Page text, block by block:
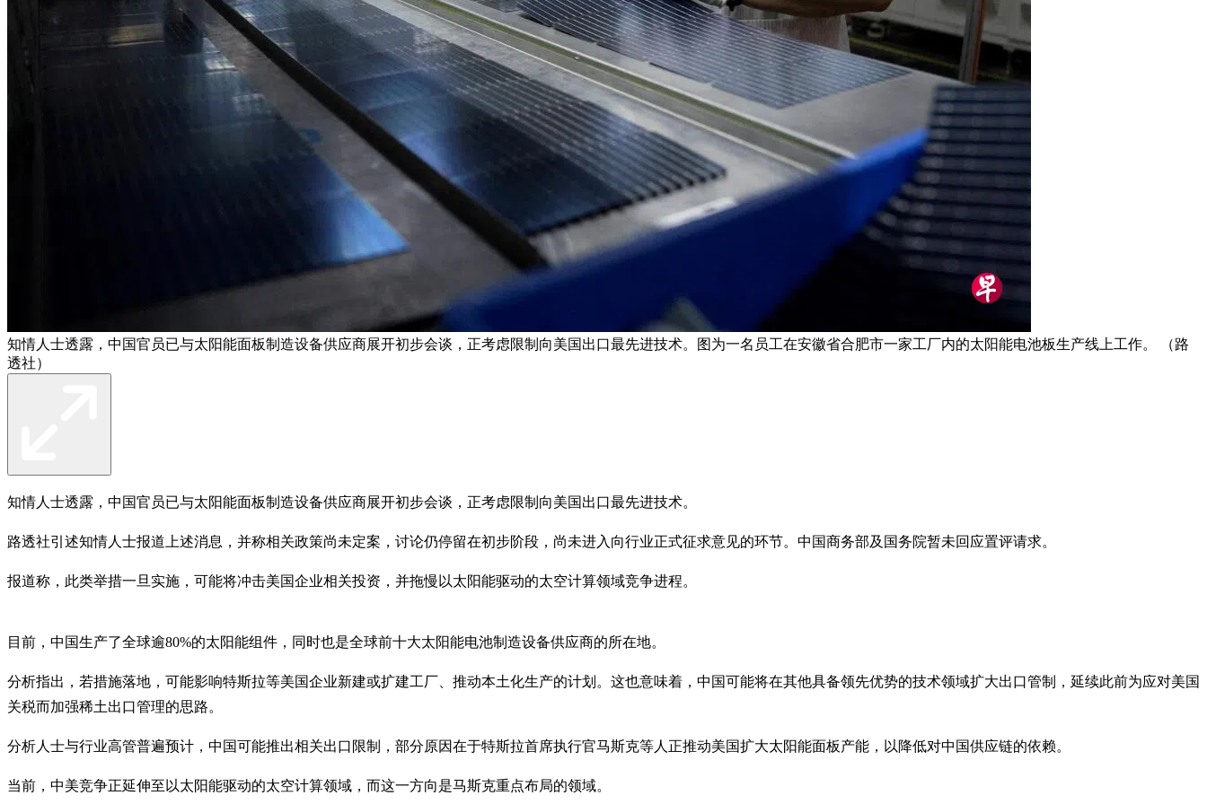
知情人士透露，中国官员已与太阳能面板制造设备供应商展开初步会谈，正考虑限制向美国出口最先进技术。图为一名员工在安徽省合肥市一家工厂内的太阳能电池板生产线上工作。 （路
透社）
知情人士透露，中国官员已与太阳能面板制造设备供应商展开初步会谈，正考虑限制向美国出口最先进技术。
路透社引述知情人士报道上述消息，并称相关政策尚未定案，讨论仍停留在初步阶段，尚未进入向行业正式征求意见的环节。中国商务部及国务院暂未回应置评请求。
报道称，此类举措一旦实施，可能将冲击美国企业相关投资，并拖慢以太阳能驱动的太空计算领域竞争进程。
目前，中国生产了全球逾80%的太阳能组件，同时也是全球前十大太阳能电池制造设备供应商的所在地。
分析指出，若措施落地，可能影响特斯拉等美国企业新建或扩建工厂、推动本土化生产的计划。这也意味着，中国可能将在其他具备领先优势的技术领域扩大出口管制，延续此前为应对美国
关税而加强稀土出口管理的思路。
分析人士与行业高管普遍预计，中国可能推出相关出口限制，部分原因在于特斯拉首席执行官马斯克等人正推动美国扩大太阳能面板产能，以降低对中国供应链的依赖。
当前，中美竞争正延伸至以太阳能驱动的太空计算领域，而这一方向是马斯克重点布局的领域。